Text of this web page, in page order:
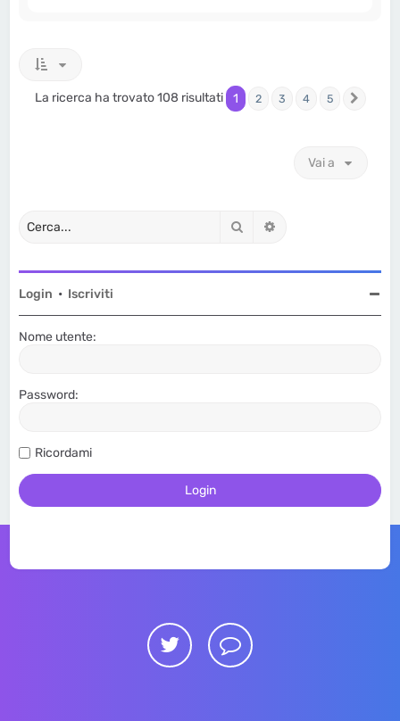
La ricerca ha trovato 108 risultati 1 2 3 4 5
Vai a
Cerca
Login • Iscriviti
Nome utente:
Password:
Ricordami